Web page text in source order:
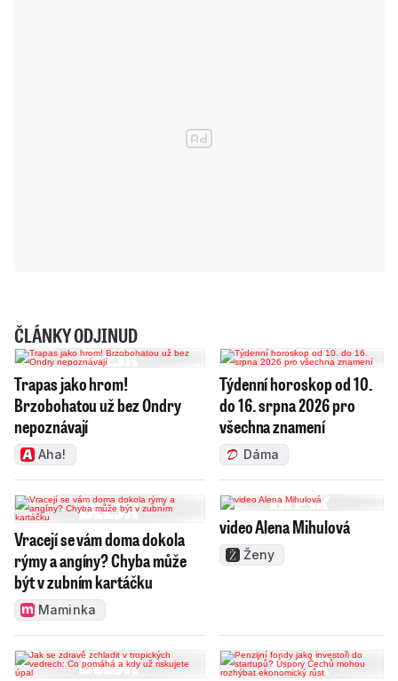
ČLÁNKY ODJINUD
Trapas jako hrom!
Brzobohatou už bez Ondry
nepoznávají
Aha!
Týdenní horoskop od 10.
do 16. srpna 2026 pro
všechna znamení
Dáma
Vracejí se vám doma dokola
rýmy a angíny? Chyba může
být v zubním kartáčku
Maminka
video Alena Mihulová
Ženy